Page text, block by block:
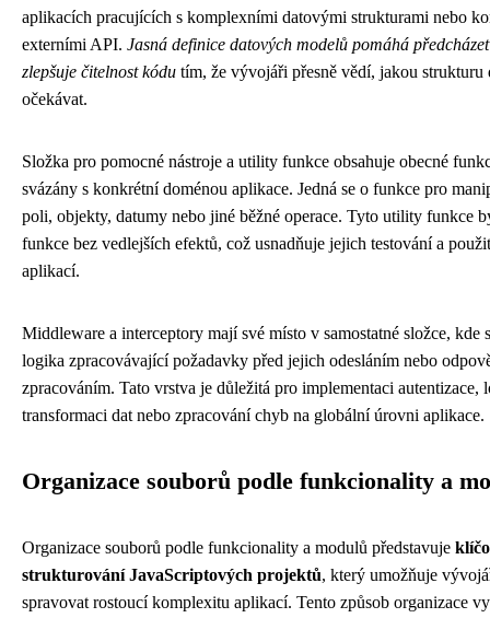
aplikacích pracujících s komplexními datovými strukturami nebo
externími API. Jasná definice datových modelů pomáhá
zlepšuje čitelnost kódu tím, že vývojáři přesně vědí, jakou strukturu
očekávat.
Složka pro pomocné nástroje a utility funkce obsahuje obecné
svázány s konkrétní doménou aplikace. Jedná se o funkce pro
poli, objekty, datumy nebo jiné běžné operace. Tyto utility funkce
funkce bez vedlejších efektů, což usnadňuje jejich testování a
aplikací.
Middleware a interceptory mají své místo v samostatné složce, kde
logika zpracovávající požadavky před jejich odesláním nebo
zpracováním. Tato vrstva je důležitá pro implementaci autentizace,
transformaci dat nebo zpracování chyb na globální úrovni aplikace.
Organizace souborů podle funkcionality a
Organizace souborů podle funkcionality a modulů představuje
strukturování JavaScriptových projektů, který umožňuje
spravovat rostoucí komplexitu aplikací. Tento způsob organizace